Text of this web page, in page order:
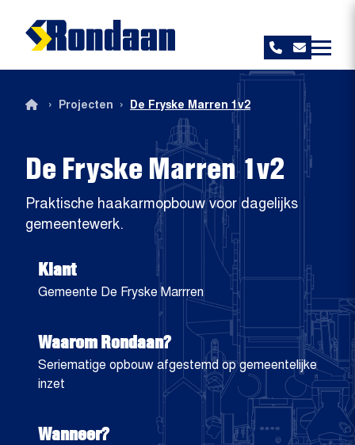
De Fryske Marren 1v2
Praktische haakarmopbouw voor dagelijks
gemeentewerk.
› Projecten › De Fryske Marren 1v2
Klant
Gemeente De Fryske Marrren
Waarom Rondaan?
Seriematige opbouw afgestemd op gemeentelijke
inzet
Wanneer?